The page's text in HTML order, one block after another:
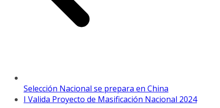
Selección Nacional se prepara en China
I Valida Proyecto de Masificación Nacional 2024